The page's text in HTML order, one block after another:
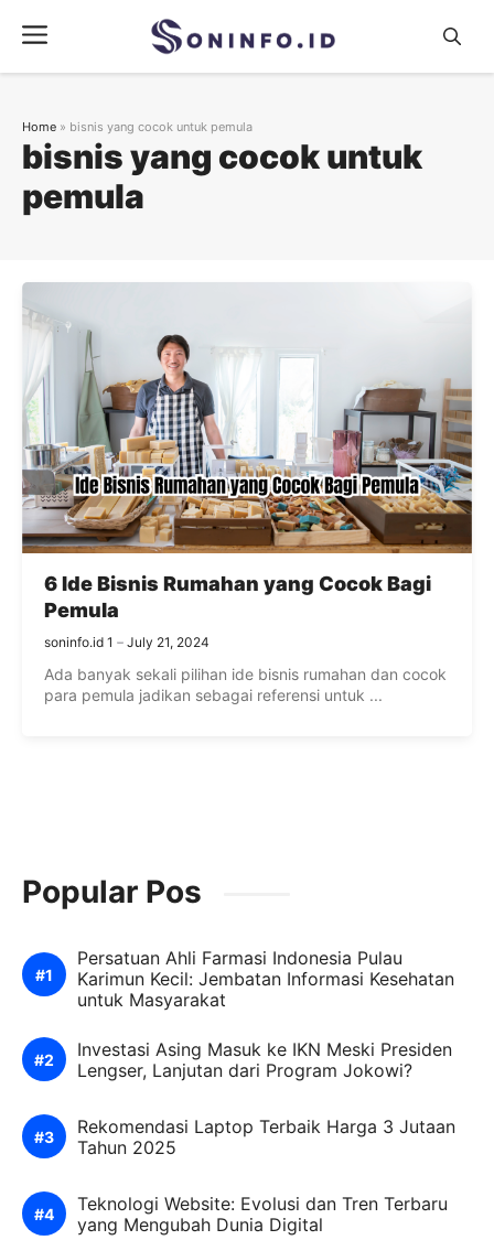
content
Menu
bisnis yang cocok untuk
pemula
Home » bisnis yang cocok untuk pemula
6 Ide Bisnis Rumahan yang Cocok Bagi
Pemula
soninfo.id 1 July 21, 2024
Ada banyak sekali pilihan ide bisnis rumahan dan cocok
para pemula jadikan sebagai referensi untuk ...
Popular Pos
Persatuan Ahli Farmasi Indonesia Pulau
Karimun Kecil: Jembatan Informasi Kesehatan
untuk Masyarakat
Investasi Asing Masuk ke IKN Meski Presiden
Lengser, Lanjutan dari Program Jokowi?
Rekomendasi Laptop Terbaik Harga 3 Jutaan
Tahun 2025
Teknologi Website: Evolusi dan Tren Terbaru
yang Mengubah Dunia Digital